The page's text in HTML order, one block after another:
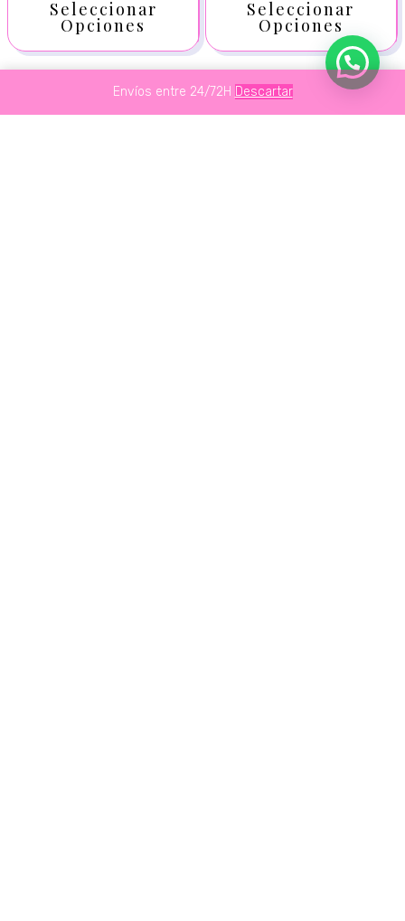
Seleccionar
Opciones
Seleccionar
Opciones
Envíos entre 24/72H Descartar